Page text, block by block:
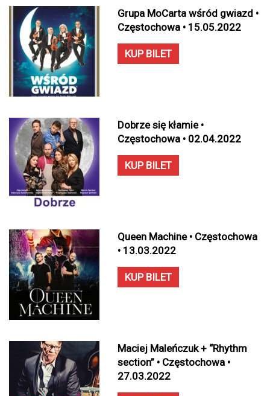
Grupa MoCarta wśród gwiazd •
Częstochowa • 15.05.2022
KUP BILET
Dobrze się kłamie •
Częstochowa • 02.04.2022
KUP BILET
Queen Machine • Częstochowa
• 13.03.2022
KUP BILET
Maciej Maleńczuk + “Rhythm
section” • Częstochowa •
27.03.2022